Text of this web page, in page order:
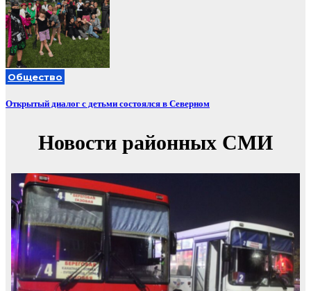
Общество
Открытый диалог с детьми состоялся в Северном